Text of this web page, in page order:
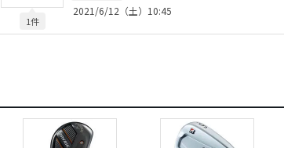
1件
2021/6/12（土）10:45